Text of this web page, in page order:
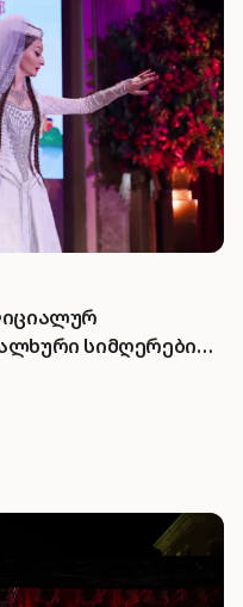
სიმღერები